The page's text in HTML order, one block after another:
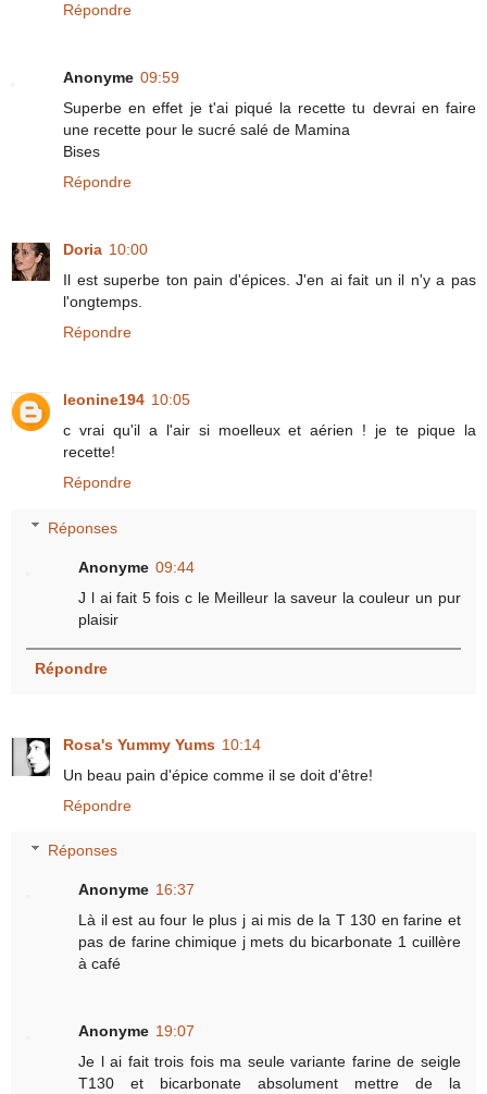
Répondre
Anonyme 09:59
Superbe en effet je t'ai piqué la recette tu devrai en faire
une recette pour le sucré salé de Mamina
Bises
Répondre
Doria 10:00
Il est superbe ton pain d'épices. J'en ai fait un il n'y a pas
l'ongtemps.
Répondre
leonine194 10:05
c vrai qu'il a l'air si moelleux et aérien ! je te pique la
recette!
Répondre
Réponses
Anonyme 09:44
J l ai fait 5 fois c le Meilleur la saveur la couleur un pur
plaisir
Répondre
Rosa's Yummy Yums 10:14
Un beau pain d'épice comme il se doit d'être!
Répondre
Réponses
Anonyme 16:37
Là il est au four le plus j ai mis de la T 130 en farine et
pas de farine chimique j mets du bicarbonate 1 cuillère
à café
Anonyme 19:07
Je l ai fait trois fois ma seule variante farine de seigle
T130 et bicarbonate absolument mettre de la